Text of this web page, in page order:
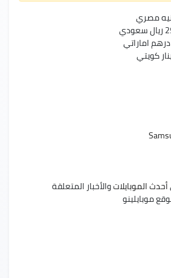
أحدث الموبايلاتوالأخبار المتعلقة
موبايلينو